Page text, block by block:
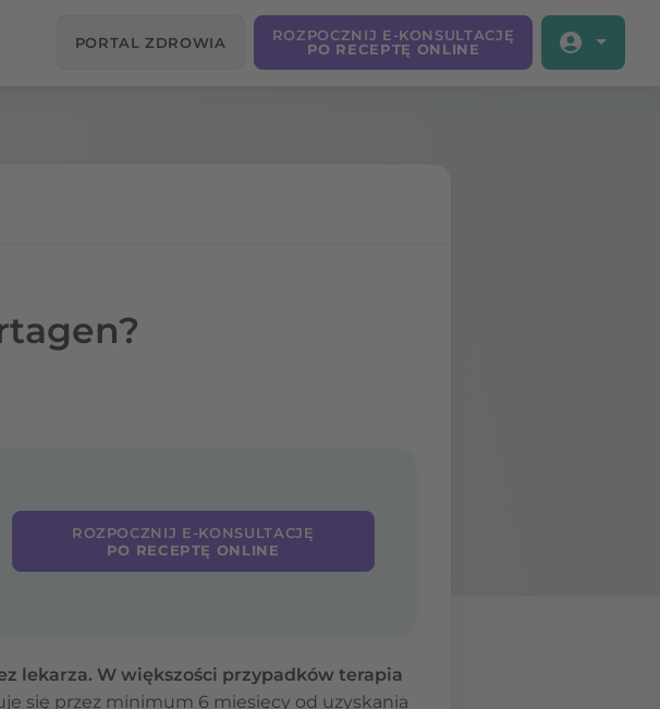
PORTAL ZDROWIA
ROZPOCZNIJ E-KONSULTACJĘ
PO RECEPTĘ ONLINE
ROZPOCZNIJ E-KONSULTACJĘ
PO RECEPTĘ ONLINE
lekarza. W większości przypadków terapia
się przez minimum 6 miesięcy od uzyskania